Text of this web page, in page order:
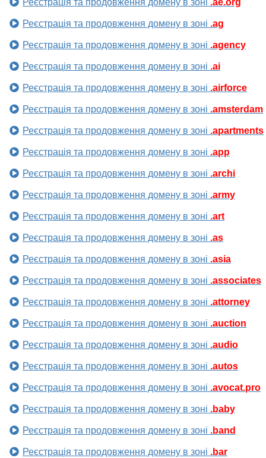
Реєстрація та продовження домену в зоні .ae.org
Реєстрація та продовження домену в зоні .ag
Реєстрація та продовження домену в зоні .agency
Реєстрація та продовження домену в зоні .ai
Реєстрація та продовження домену в зоні .airforce
Реєстрація та продовження домену в зоні .amsterdam
Реєстрація та продовження домену в зоні .apartments
Реєстрація та продовження домену в зоні .app
Реєстрація та продовження домену в зоні .archi
Реєстрація та продовження домену в зоні .army
Реєстрація та продовження домену в зоні .art
Реєстрація та продовження домену в зоні .as
Реєстрація та продовження домену в зоні .asia
Реєстрація та продовження домену в зоні .associates
Реєстрація та продовження домену в зоні .attorney
Реєстрація та продовження домену в зоні .auction
Реєстрація та продовження домену в зоні .audio
Реєстрація та продовження домену в зоні .autos
Реєстрація та продовження домену в зоні .avocat.pro
Реєстрація та продовження домену в зоні .baby
Реєстрація та продовження домену в зоні .band
Реєстрація та продовження домену в зоні .bar